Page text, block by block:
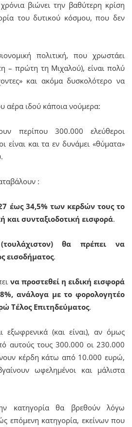
βιώνει την βαθύτερη κρίση
του δυτικού κόσμου, που δεν
πολιτική, που χρωστάει
– πρώτη τη Μιχαλού), είναι πολύ
και ακόμα δυσκολότερο να
αέρα ιδού κάποια νούμερα:
περίπου 300.000 ελεύθεροι
είναι και τα εν δυνάμει «θύματα»
:
έως 34,5% των κερδών τους το
και συνταξιοδοτική εισφορά.
θα πρέπει να
εισοδήματος.
να προστεθεί η ειδική εισφορά
ανάλογα με το φορολογητέο
Τέλος Επιτηδεύματος.
εξωφρενικά (και είναι), αν όμως
αυτούς τους 300.000 οι 230.000
κέρδη κάτω από 10.000 ευρώ,
ωφελημένοι και μάλιστα
κατηγορία θα βρεθούν λόγω
επόμενη κατηγορία, εκείνων που